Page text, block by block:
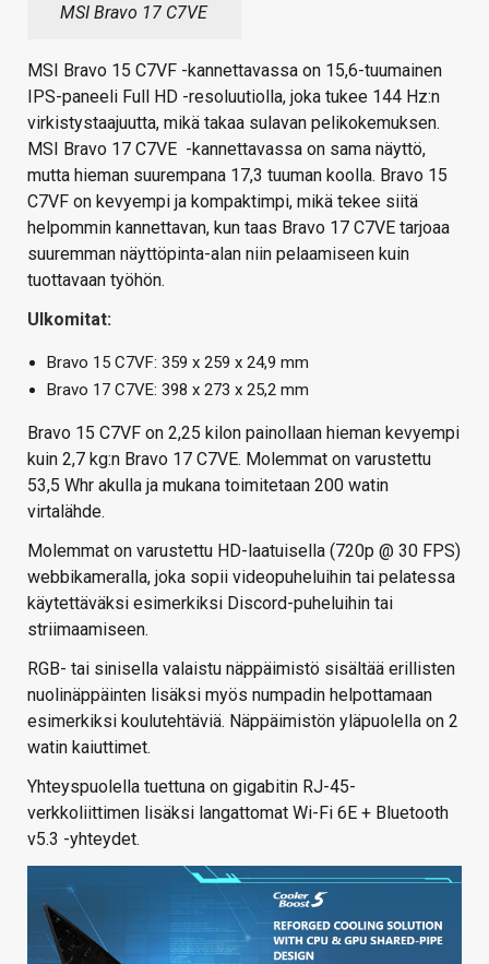
MSI Bravo 17 C7VE
MSI Bravo 15 C7VF -kannettavassa on 15,6-tuumainen
IPS-paneeli Full HD -resoluutiolla, joka tukee 144 Hz:n
virkistystaajuutta, mikä takaa sulavan pelikokemuksen.
MSI Bravo 17 C7VE -kannettavassa on sama näyttö,
mutta hieman suurempana 17,3 tuuman koolla. Bravo 15
C7VF on kevyempi ja kompaktimpi, mikä tekee siitä
helpommin kannettavan, kun taas Bravo 17 C7VE tarjoaa
suuremman näyttöpinta-alan niin pelaamiseen kuin
tuottavaan työhön.
Ulkomitat:
Bravo 15 C7VF: 359 x 259 x 24,9 mm
Bravo 17 C7VE: 398 x 273 x 25,2 mm
Bravo 15 C7VF on 2,25 kilon painollaan hieman kevyempi
kuin 2,7 kg:n Bravo 17 C7VE. Molemmat on varustettu
53,5 Whr akulla ja mukana toimitetaan 200 watin
virtalähde.
Molemmat on varustettu HD-laatuisella (720p @ 30 FPS)
webbikameralla, joka sopii videopuheluihin tai pelatessa
käytettäväksi esimerkiksi Discord-puheluihin tai
striimaamiseen.
RGB- tai sinisella valaistu näppäimistö sisältää erillisten
nuolinäppäinten lisäksi myös numpadin helpottamaan
esimerkiksi koulutehtäviä. Näppäimistön yläpuolella on 2
watin kaiuttimet.
Yhteyspuolella tuettuna on gigabitin RJ-45-
verkkoliittimen lisäksi langattomat Wi-Fi 6E + Bluetooth
v5.3 -yhteydet.